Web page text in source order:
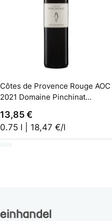
In den Warenkorb
Côtes de Provence Rouge AOC
2021 Domaine Pinchinat
13,85 €
0.75 l | 18,47 €/l